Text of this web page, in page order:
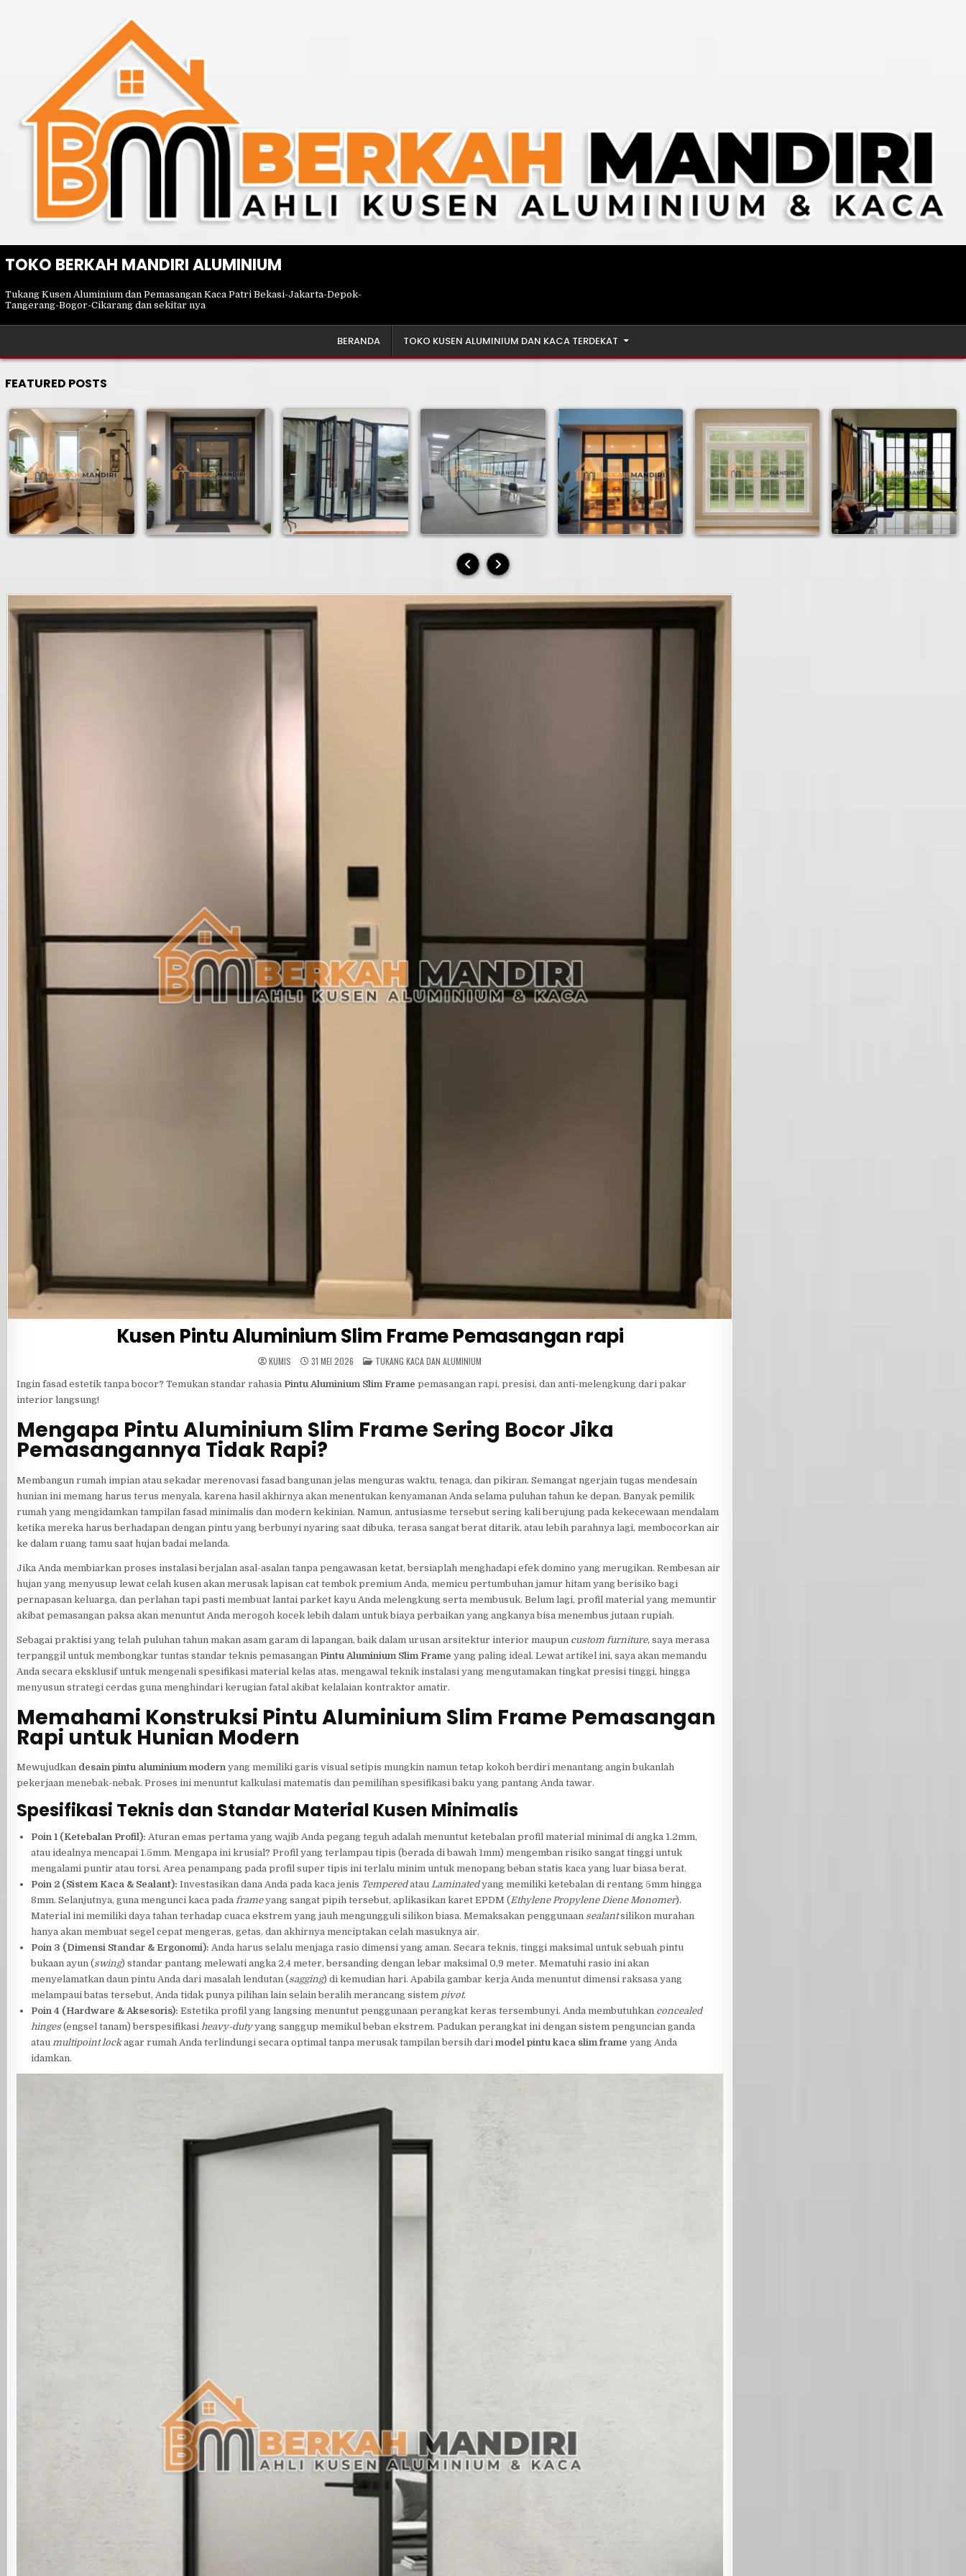
TOKO BERKAH MANDIRI ALUMINIUM
Tukang Kusen Aluminium dan Pemasangan Kaca Patri Bekasi-Jakarta-Depok-
Tangerang-Bogor-Cikarang dan sekitar nya
BERANDA TOKO KUSEN ALUMINIUM DAN KACA TERDEKAT
FEATURED POSTS
Kusen Pintu Aluminium Slim Frame Pemasangan rapi
KUMIS 31 MEI 2026 POSTED
IN
TUKANG KACA DAN ALUMINIUM
Ingin fasad estetik tanpa bocor? Temukan standar rahasia Pintu Aluminium Slim Frame pemasangan rapi, presisi, dan anti-melengkung dari pakar
interior langsung!
Mengapa Pintu Aluminium Slim Frame Sering Bocor Jika
Pemasangannya Tidak Rapi?
Membangun rumah impian atau sekadar merenovasi fasad bangunan jelas menguras waktu, tenaga, dan pikiran. Semangat ngerjain tugas mendesain
hunian ini memang harus terus menyala, karena hasil akhirnya akan menentukan kenyamanan Anda selama puluhan tahun ke depan. Banyak pemilik
rumah yang mengidamkan tampilan fasad minimalis dan modern kekinian. Namun, antusiasme tersebut sering kali berujung pada kekecewaan mendalam
ketika mereka harus berhadapan dengan pintu yang berbunyi nyaring saat dibuka, terasa sangat berat ditarik, atau lebih parahnya lagi, membocorkan air
ke dalam ruang tamu saat hujan badai melanda.
Jika Anda membiarkan proses instalasi berjalan asal-asalan tanpa pengawasan ketat, bersiaplah menghadapi efek domino yang merugikan. Rembesan air
hujan yang menyusup lewat celah kusen akan merusak lapisan cat tembok premium Anda, memicu pertumbuhan jamur hitam yang berisiko bagi
pernapasan keluarga, dan perlahan tapi pasti membuat lantai parket kayu Anda melengkung serta membusuk. Belum lagi, profil material yang memuntir
akibat pemasangan paksa akan menuntut Anda merogoh kocek lebih dalam untuk biaya perbaikan yang angkanya bisa menembus jutaan rupiah.
Sebagai praktisi yang telah puluhan tahun makan asam garam di lapangan, baik dalam urusan arsitektur interior maupun custom furniture, saya merasa
terpanggil untuk membongkar tuntas standar teknis pemasangan Pintu Aluminium Slim Frame yang paling ideal. Lewat artikel ini, saya akan memandu
Anda secara eksklusif untuk mengenali spesifikasi material kelas atas, mengawal teknik instalasi yang mengutamakan tingkat presisi tinggi, hingga
menyusun strategi cerdas guna menghindari kerugian fatal akibat kelalaian kontraktor amatir.
Memahami Konstruksi Pintu Aluminium Slim Frame Pemasangan
Rapi untuk Hunian Modern
Mewujudkan desain pintu aluminium modernyang memiliki garis visual setipis mungkin namun tetap kokoh berdiri menantang angin bukanlah
pekerjaan menebak-nebak. Proses ini menuntut kalkulasi matematis dan pemilihan spesifikasi baku yang pantang Anda tawar.
Spesifikasi Teknis dan Standar Material Kusen Minimalis
Poin 1 (Ketebalan Profil): Aturan emas pertama yang wajib Anda pegang teguh adalah menuntut ketebalan profil material minimal di angka 1.2mm,
atau idealnya mencapai 1.5mm. Mengapa ini krusial? Profil yang terlampau tipis (berada di bawah 1mm) mengemban risiko sangat tinggi untuk
mengalami puntir atau torsi. Area penampang pada profil super tipis ini terlalu minim untuk menopang beban statis kaca yang luar biasa berat.
Poin 2 (Sistem Kaca & Sealant): Investasikan dana Anda pada kaca jenis Temperedatau Laminatedyang memiliki ketebalan di rentang 5mm hingga
8mm. Selanjutnya, guna mengunci kaca pada frameyang sangat pipih tersebut, aplikasikan karet EPDM (Ethylene Propylene Diene Monomer).
Material ini memiliki daya tahan terhadap cuaca ekstrem yang jauh mengungguli silikon biasa. Memaksakan penggunaan sealantsilikon murahan
hanya akan membuat segel cepat mengeras, getas, dan akhirnya menciptakan celah masuknya air.
Poin 3 (Dimensi Standar & Ergonomi): Anda harus selalu menjaga rasio dimensi yang aman. Secara teknis, tinggi maksimal untuk sebuah pintu
bukaan ayun (swing) standar pantang melewati angka 2,4 meter, bersanding dengan lebar maksimal 0,9 meter. Mematuhi rasio ini akan
menyelamatkan daun pintu Anda dari masalah lendutan (sagging) di kemudian hari. Apabila gambar kerja Anda menuntut dimensi raksasa yang
melampaui batas tersebut, Anda tidak punya pilihan lain selain beralih merancang sistem pivot.
Poin 4 (Hardware & Aksesoris): Estetika profil yang langsing menuntut penggunaan perangkat keras tersembunyi. Anda membutuhkan concealed
hinges(engsel tanam) berspesifikasi heavy-dutyyang sanggup memikul beban ekstrem. Padukan perangkat ini dengan sistem penguncian ganda
atau multipoint lockagar rumah Anda terlindungi secara optimal tanpa merusak tampilan bersih dari model pintu kaca slim frame yang Anda
idamkan.